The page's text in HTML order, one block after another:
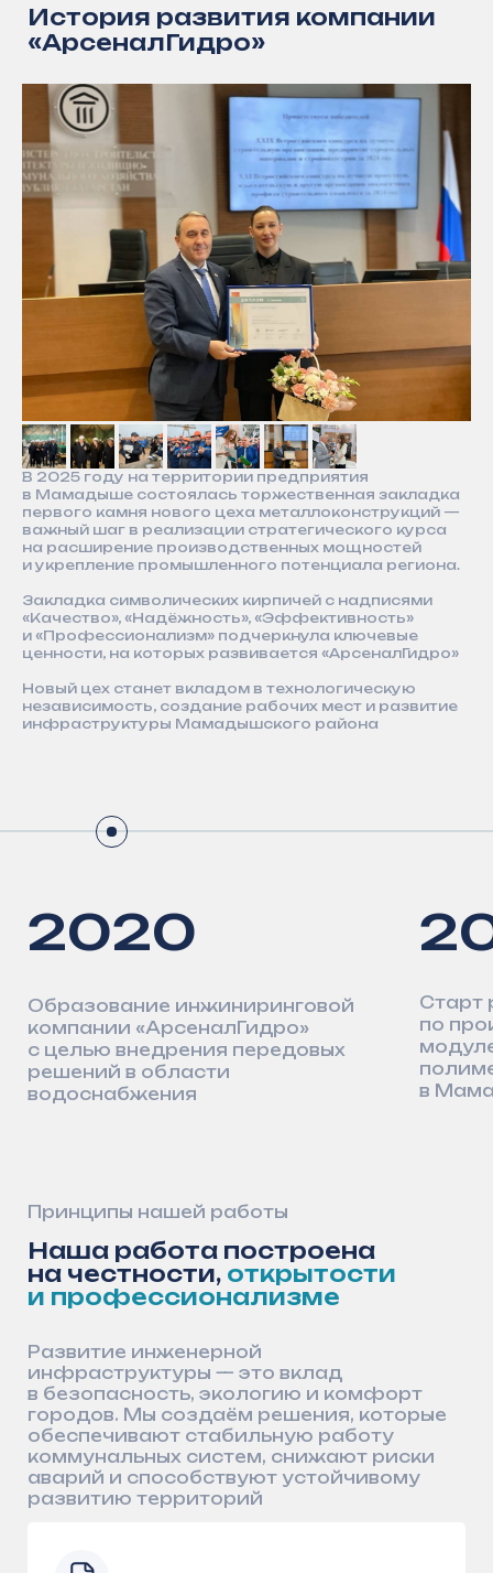
В 2025 году на территории предприятия
в Мамадыше состоялась торжественная закладка
первого камня нового цеха металлоконструкций —
важный шаг в реализации стратегического курса
на расширение производственных мощностей
и укрепление промышленного потенциала региона.
Закладка символических кирпичей с надписями
«Качество», «Надёжность», «Эффективность»
и «Профессионализм» подчеркнула ключевые
ценности, на которых развивается «АрсеналГидро»
Новый цех станет вкладом в технологическую
независимость, создание рабочих мест и развитие
инфраструктуры Мамадышского района
2020
Образование инжиниринговой
компании «АрсеналГидро»
с целью внедрения передовых
решений в области
водоснабжения
2024
Старт работы
по производству
модулей,
полимерным
сертификаты
и разрешения, что гарантирует
её надёжность, безопасность
и соответствие требованиям
Обоснованная стоимость
решений
«под ключ»
Берём на себя: изготовление,
поставку и техническое
сопровождение
Принципы нашей работы
Наша работа построена
на честности,открытости
и профессионализме
Развитие инженерной
инфраструктуры — это вклад
в безопасность, экологию и комфорт
городов. Мы создаём решения, которые
обеспечивают стабильную работу
аварий и способствуют устойчивому
развитию территорий